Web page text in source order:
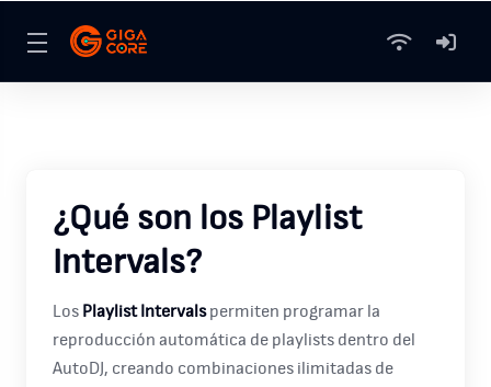
¿Qué son los Playlist
Intervals?
Los Playlist Intervalspermiten programar la
reproducción automática de playlists dentro del
AutoDJ, creando combinaciones ilimitadas de